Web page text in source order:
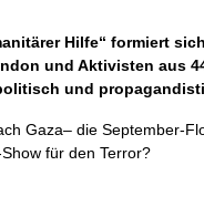
Hilfe“ formiert
und Aktivisten aus
und